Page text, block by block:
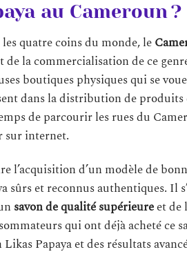
au Cameroun ?
quatre coins du monde, le
la commercialisation de ce
boutiques physiques qui se
dans la distribution de
de parcourir les rues du
sur internet.
l’acquisition d’un modèle de
sûrs et reconnus authentiques. Il
savon de qualité supérieureet de
qui ont déjà acheté ce
Papaya et des résultats